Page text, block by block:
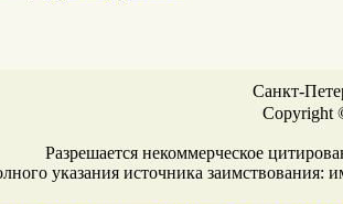
Санкт-
Copyright
Разрешается некоммерческое
указания источника заимствования: